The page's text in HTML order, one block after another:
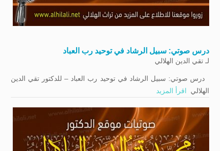
درس صوتي: سبيل الرشاد في توحيد رب العباد
لـتقي الدين الهلالي
درس صوتي: سبيل الرشاد في توحيد رب العباد – للدكتور تقي الدين
الهلالي اقرأ المزيد